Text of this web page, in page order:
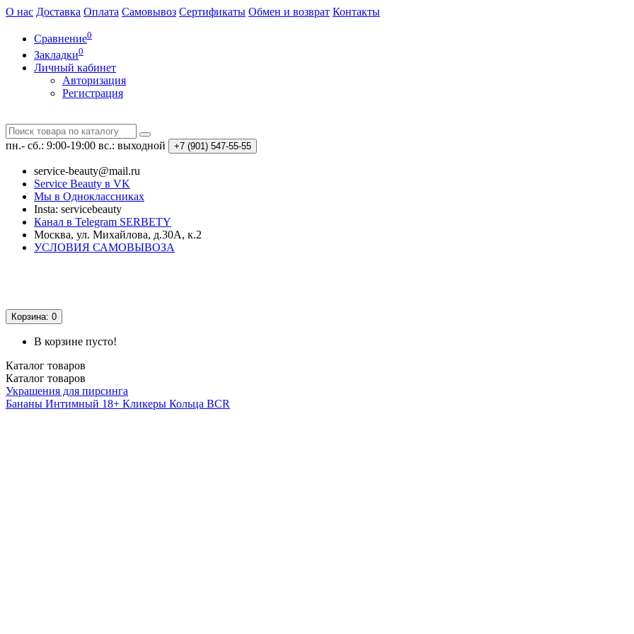
О нас Доставка Оплата Самовывоз Сертификаты Обмен и возврат Контакты
Сравнение0
Закладки0
Личный кабинет
Авторизация
Регистрация
пн.- сб.: 9:00-19:00 вс.: выходной +7 (901) 547-55-55
service-beauty@mail.ru
Service Beauty в VK
Мы в Одноклассниках
Insta: servicebeauty
Канал в Telegram SERBETY
Москва, ул. Михайлова, д.30А, к.2
УСЛОВИЯ САМОВЫВОЗА
Корзина: 0
В корзине пусто!
Каталог товаров
Каталог товаров
Украшения для пирсинга
Бананы Интимный 18+ Кликеры Кольца BCR